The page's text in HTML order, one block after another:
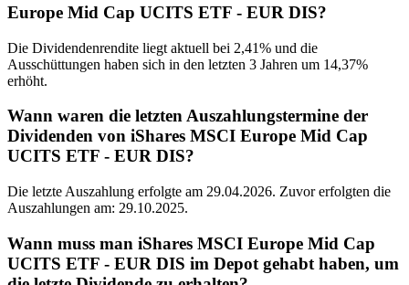
Europe Mid Cap UCITS ETF - EUR DIS?
Die Dividendenrendite liegt aktuell bei 2,41% und die
Ausschüttungen haben sich in den letzten 3 Jahren um 14,37%
erhöht.
Wann waren die letzten Auszahlungstermine der
Dividenden von iShares MSCI Europe Mid Cap
UCITS ETF - EUR DIS?
Die letzte Auszahlung erfolgte am 29.04.2026. Zuvor erfolgten die
Auszahlungen am: 29.10.2025.
Wann muss man iShares MSCI Europe Mid Cap
UCITS ETF - EUR DIS im Depot gehabt haben, um